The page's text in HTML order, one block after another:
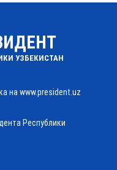
УЗБЕКИСТАН
на www.president.uz
Республики